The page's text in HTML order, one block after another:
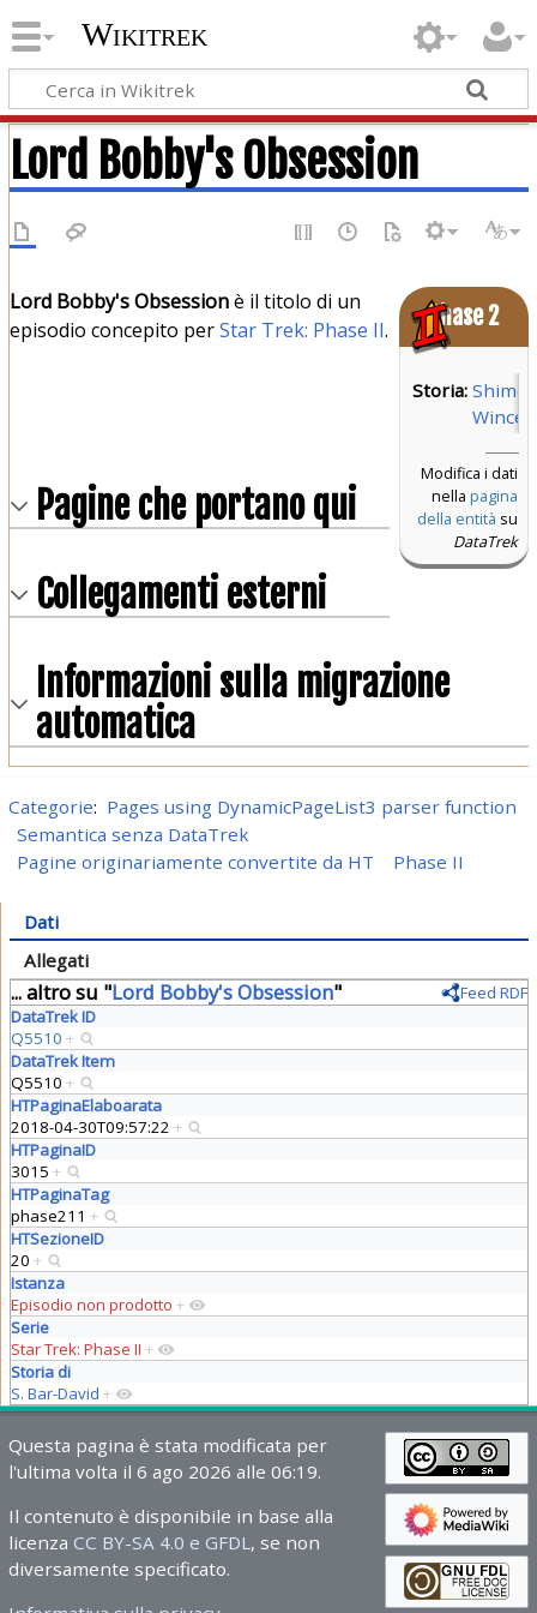
Wikitrek
Lord Bobby's Obsession
Phase 2
Storia:
Modifica i dati
nella pagina
della entità su
DataTrek
Lord Bobby's Obsessionè il titolo di un
episodio concepito perStar Trek: Phase II.
Pagine che portano qui
Collegamenti esterni
Informazioni sulla migrazione
automatica
Categorie: Pages using DynamicPageList3 parser function
Semantica senza DataTrek
Pagine originariamente convertite da HT
Phase II
Dati
Allegati
... altro su "Lord Bobby's Obsession"
Feed RDF
DataTrek ID
Q5510 +
DataTrek Item
Q5510 +
HTPaginaElaboarata
2018-04-30T09:57:22 +
HTPaginaID
3015 +
HTPaginaTag
phase211 +
HTSezioneID
20 +
Istanza
Episodio non prodotto +
Serie
Star Trek: Phase II +
Storia di
S. Bar-David +
Questa pagina è stata modificata per
l'ultima volta il 6 ago 2026 alle 06:19.
Il contenuto è disponibile in base alla
licenza CC BY-SA 4.0 e GFDL , se non
diversamente specificato.